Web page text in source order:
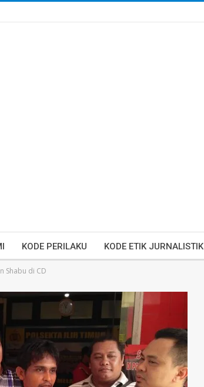
KODE PERILAKU KODE ETIK JURNALISTIK
Shabu di CD